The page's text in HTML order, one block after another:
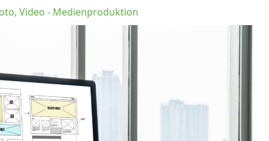
Video - Medienproduktion